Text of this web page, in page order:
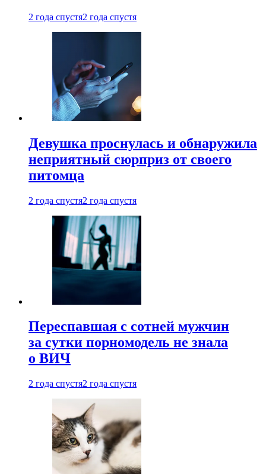
2 года спустя2 года спустя
Девушка проснулась и обнаружила
неприятный сюрприз от своего
питомца
2 года спустя2 года спустя
Переспавшая с сотней мужчин
за сутки порномодель не знала
о ВИЧ
2 года спустя2 года спустя